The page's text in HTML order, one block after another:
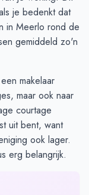
je bedenkt dat
in Meerlo rond de
gemiddeld zo'n
makelaar
maar ook naar
courtage
uit bent, want
ook lager.
erg belangrijk.